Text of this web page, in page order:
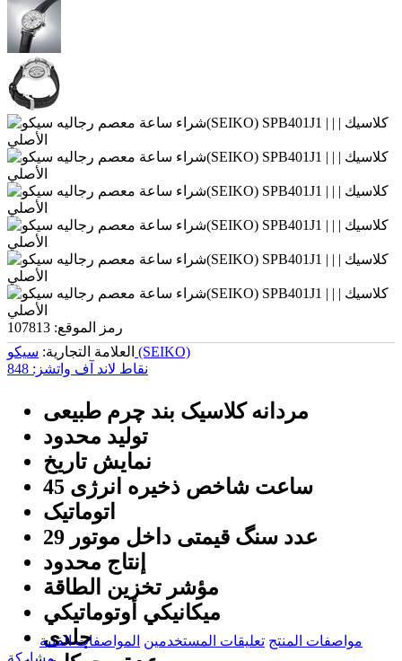
رمز الموقع: 107813
العلامة التجارية: سیکو (SEIKO)
نقاط لاند آف واتشز: 848
مردانه کلاسیک بند چرم طبیعی
تولید محدود
نمایش تاریخ
45 ساعت شاخص ذخیره انرژی
اتوماتیک
29 عدد سنگ قیمتی داخل موتور
إنتاج محدود
مؤشر تخزين الطاقة
ميكانيكي أوتوماتيكي
جلدی
مواصفات المنتج تعليقات المستخدمين المواصفات الفنية
مشاركة